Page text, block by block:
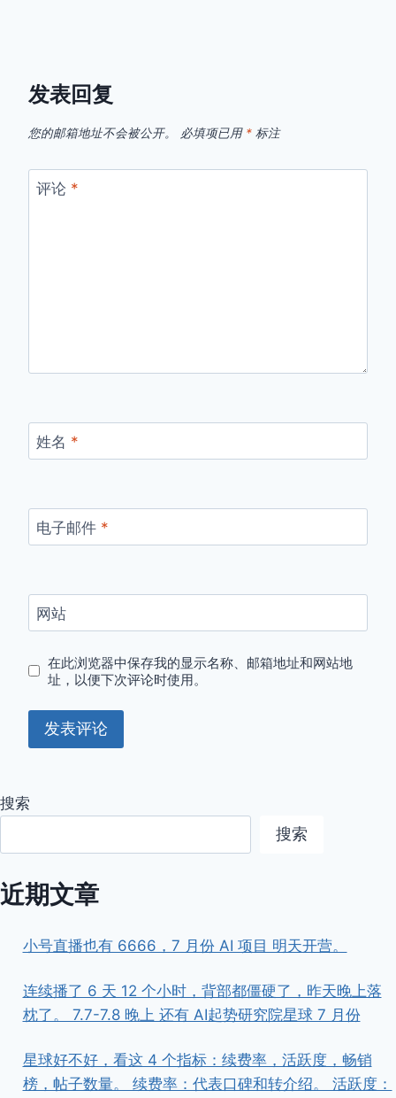
发表回复
您的邮箱地址不会被公开。 必填项已用 * 标注
评论 *
姓名 *
电子邮件 *
网站
在此浏览器中保存我的显示名称、邮箱地址和网站地
址，以便下次评论时使用。
搜索
搜索
近期文章
小号直播也有 6666，7 月份 AI 项目 明天开营。
连续播了 6 天 12 个小时，背部都僵硬了，昨天晚上落
枕了。 7.7-7.8 晚上 还有 AI起势研究院星球 7 月份
星球好不好，看这 4 个指标：续费率，活跃度，畅销
榜，帖子数量。 续费率：代表口碑和转介绍。 活跃度：